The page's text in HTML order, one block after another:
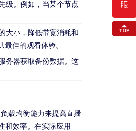
级。例如，当某个节点
大小，降低带宽消耗和
佳的观看体验。
务器获取备份数据。这
载均衡能力来提高直播
和效率。在实际应用